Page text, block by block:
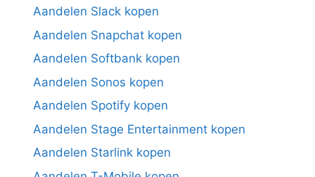
Aandelen Slack kopen
Aandelen Snapchat kopen
Aandelen Softbank kopen
Aandelen Sonos kopen
Aandelen Spotify kopen
Aandelen Stage Entertainment kopen
Aandelen Starlink kopen